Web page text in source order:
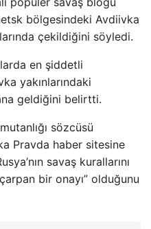
bölgesindeki Avdiivka
çekildiğini söyledi.
en şiddetli
yakınlarındaki
geldiğini belirtti.
sözcüsü
Pravda haber sitesine
savaş kurallarını
bir onayı” olduğunu